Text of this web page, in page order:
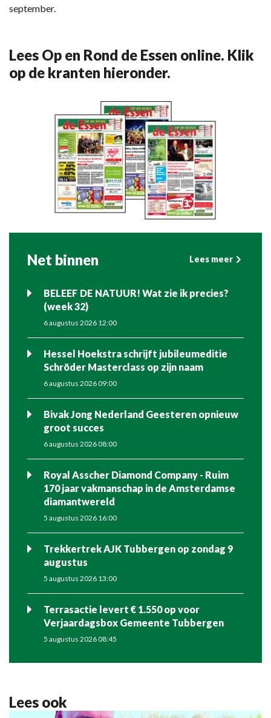
september.
Lees Op en Rond de Essen online. Klik
op de kranten hieronder.
Net binnen Lees meer
BELEEF DE NATUUR! Wat zie ik precies?
(week 32)
6 augustus 2026 12:00
Hessel Hoekstra schrijft jubileumeditie
Schröder Masterclass op zijn naam
6 augustus 2026 09:00
Bivak Jong Nederland Geesteren opnieuw
groot succes
6 augustus 2026 08:00
Royal Asscher Diamond Company - Ruim
170 jaar vakmanschap in de Amsterdamse
diamantwereld
5 augustus 2026 16:00
Trekkertrek AJK Tubbergen op zondag 9
augustus
5 augustus 2026 13:00
Terrasactie levert € 1.550 op voor
Verjaardagsbox Gemeente Tubbergen
5 augustus 2026 08:45
Lees ook